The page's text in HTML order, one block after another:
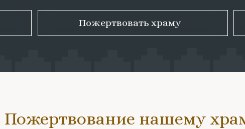
Пожертвовать храму
Пожертвование нашему